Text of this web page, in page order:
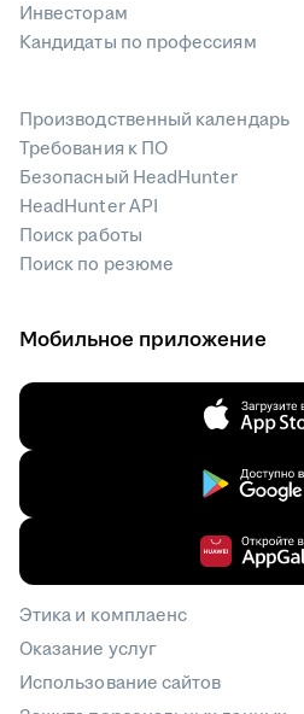
Инвесторам
Кандидаты по профессиям
Производственный календарь
Требования к ПО
Безопасный HeadHunter
HeadHunter API
Поиск работы
Поиск по резюме
Мобильное приложение
Этика и комплаенс
Оказание услуг
Использование сайтов